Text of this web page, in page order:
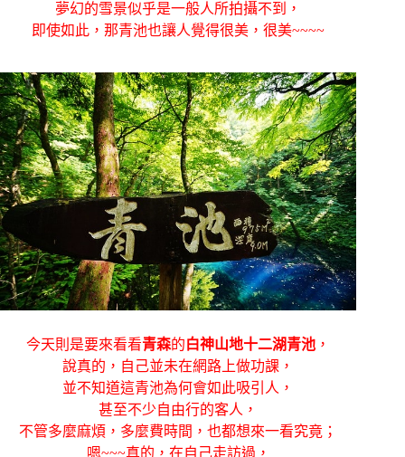
夢幻的雪景似乎是一般人所拍攝不到，
即使如此，那青池也讓人覺得很美，很美~~~~
今天則是要來看看青森的白神山地十二湖青池 ，
說真的，自己並未在網路上做功課，
並不知道這青池為何會如此吸引人，
甚至不少自由行的客人，
不管多麼麻煩，多麼費時間，也都想來一看究竟；
嗯~~~真的，在自己走訪過，